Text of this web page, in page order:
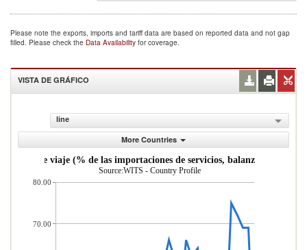
Please note the exports, imports and tariff data are based on reported data and not gap
filled. Please check the Data Availability for coverage.
VISTA DE GRÁFICO
line
More Countries
de viaje (% de las importaciones de servicios, balanza de pagos)
Source:WITS - Country Profile
80.00
70.00